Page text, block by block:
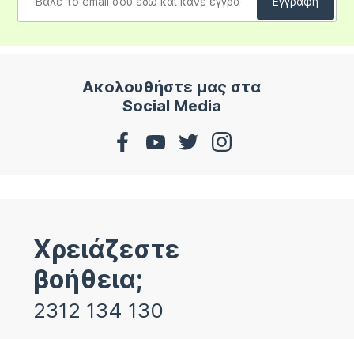
Ακολουθήστε μας στα
Social Media
Χρειάζεστε
βοήθεια;
2312 134 130